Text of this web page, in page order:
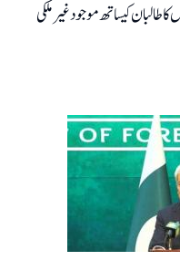
طالبان کیساتھ موجود غیر ملکی